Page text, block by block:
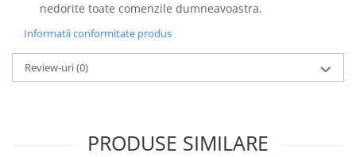
nedorite toate comenzile dumneavoastra.
Informatii conformitate produs
Review-uri(0)
PRODUSE SIMILARE